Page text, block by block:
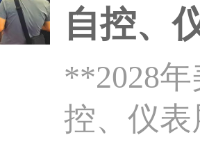
自控、
**2028
控、仪